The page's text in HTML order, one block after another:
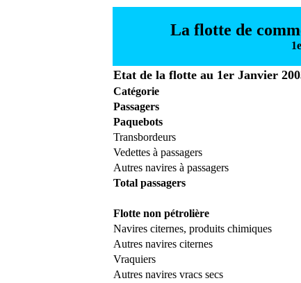
La flotte de
Etat de la flotte au 1er Janvier
Catégorie
Passagers
Paquebots
Transbordeurs
Vedettes à passagers
Autres navires à passagers
Total passagers
Flotte non pétrolière
Navires citernes, produits chimiques
Autres navires citernes
Vraquiers
Autres navires vracs secs